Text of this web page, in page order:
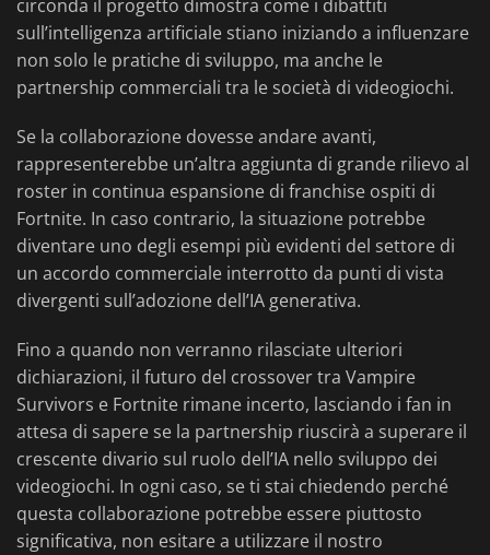
circonda il progetto dimostra come i dibattiti
sull’intelligenza artificiale stiano iniziando a influenzare
non solo le pratiche di sviluppo, ma anche le
partnership commerciali tra le società di videogiochi.
Se la collaborazione dovesse andare avanti,
rappresenterebbe un’altra aggiunta di grande rilievo al
roster in continua espansione di franchise ospiti di
Fortnite. In caso contrario, la situazione potrebbe
diventare uno degli esempi più evidenti del settore di
un accordo commerciale interrotto da punti di vista
divergenti sull’adozione dell’IA generativa.
Fino a quando non verranno rilasciate ulteriori
dichiarazioni, il futuro del crossover tra Vampire
Survivors e Fortnite rimane incerto, lasciando i fan in
attesa di sapere se la partnership riuscirà a superare il
crescente divario sul ruolo dell’IA nello sviluppo dei
videogiochi. In ogni caso, se ti stai chiedendo perché
questa collaborazione potrebbe essere piuttosto
significativa, non esitare a utilizzare il nostro